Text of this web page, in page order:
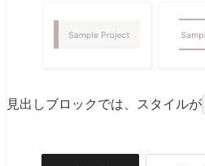
見出しブロックでは、スタイルが